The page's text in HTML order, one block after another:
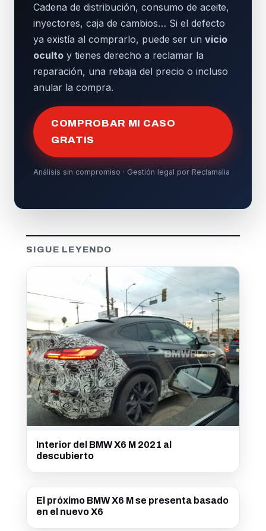
Cadena de distribución, consumo de aceite,
inyectores, caja de cambios… Si el defecto
ya existía al comprarlo, puede ser un vicio
oculto y tienes derecho a reclamar la
reparación, una rebaja del precio o incluso
anular la compra.
COMPROBAR MI CASO
GRATIS
Análisis sin compromiso · Gestión legal por Reclamalia
SIGUE LEYENDO
Interior del BMW X6 M 2021 al
descubierto
El próximo BMW X6 M se presenta basado
en el nuevo X6